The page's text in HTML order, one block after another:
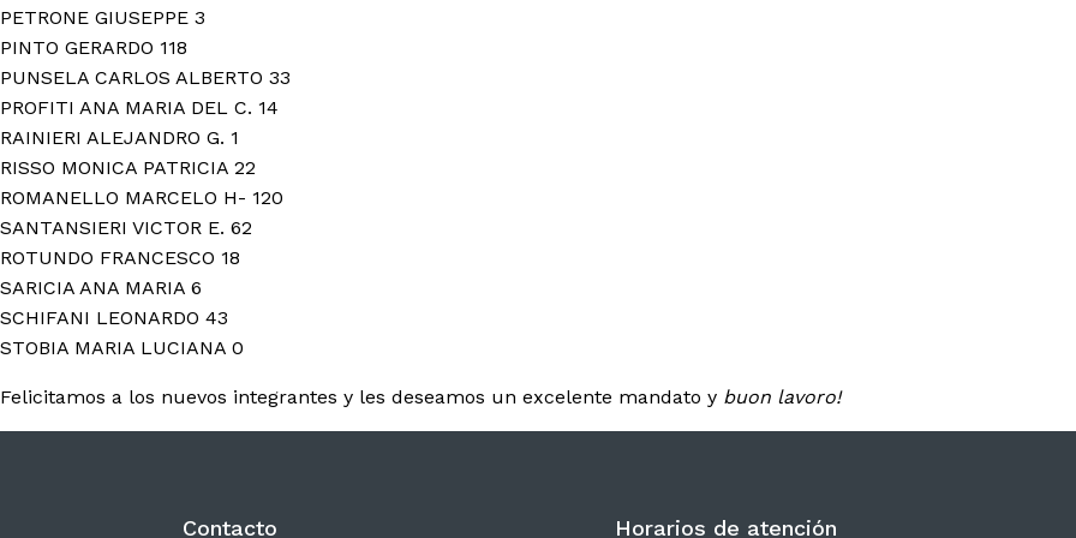
PETRONE GIUSEPPE 3
PINTO GERARDO 118
PUNSELA CARLOS ALBERTO 33
PROFITI ANA MARIA DEL C. 14
RAINIERI ALEJANDRO G. 1
RISSO MONICA PATRICIA 22
ROMANELLO MARCELO H- 120
SANTANSIERI VICTOR E. 62
ROTUNDO FRANCESCO 18
SARICIA ANA MARIA 6
SCHIFANI LEONARDO 43
STOBIA MARIA LUCIANA 0
Felicitamos a los nuevos integrantes y les deseamos un excelente mandato y buon lavoro!
Contacto Horarios de atención
06 Contacto